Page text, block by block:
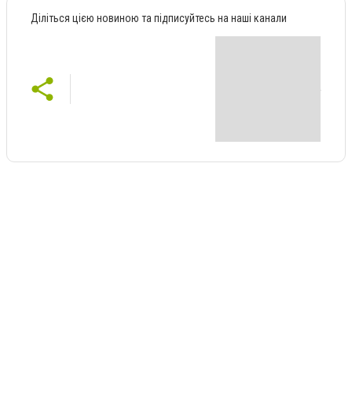
Діліться цією новиною та підписуйтесь на наші канали